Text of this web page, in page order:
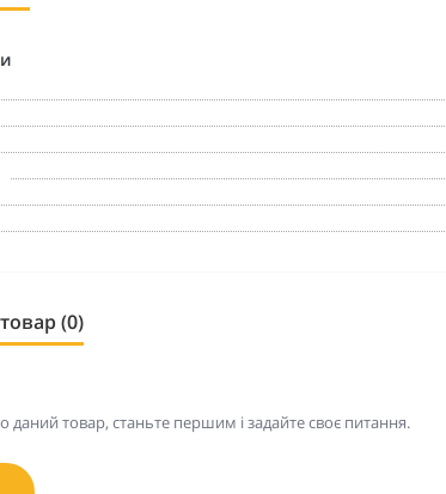
(0)
даний товар, станьте першим і задайте своє питання.